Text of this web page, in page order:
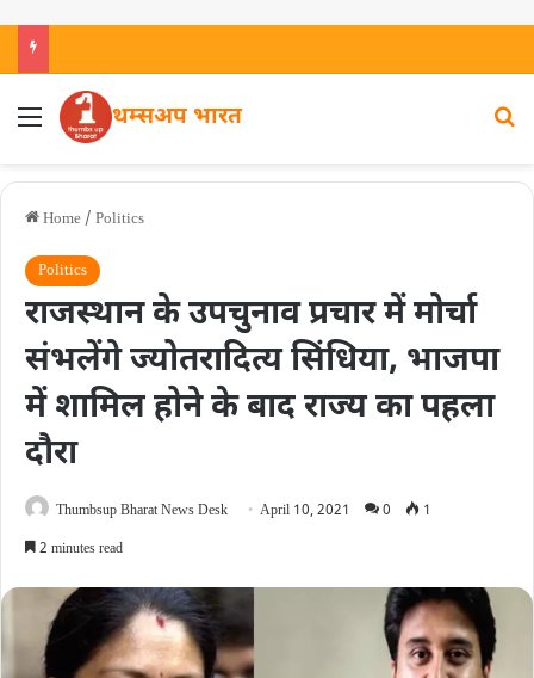
थम्सअप भारत
Home / Politics
Politics
राजस्थान के उपचुनाव प्रचार में मोर्चा
संभलेंगे ज्योतरादित्य सिंधिया, भाजपा
में शामिल होने के बाद राज्य का पहला
दौरा
Thumbsup Bharat News Desk April 10, 2021 0
1
2 minutes read